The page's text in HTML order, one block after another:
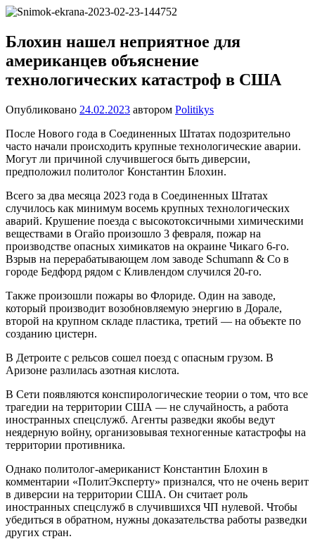
Перейти
содержимому
один
сайт
на
WordPress
Блохин нашел неприятное для
американцев объяснение
технологических катастроф в США
Опубликовано 24.02.2023 автором Politikys
После Нового года в Соединенных Штатах подозрительно
часто начали происходить крупные технологические аварии.
Могут ли причиной случившегося быть диверсии,
предположил политолог Константин Блохин.
Всего за два месяца 2023 года в Соединенных Штатах
случилось как минимум восемь крупных технологических
аварий. Крушение поезда с высокотоксичными химическими
веществами в Огайо произошло 3 февраля, пожар на
производстве опасных химикатов на окраине Чикаго 6-го.
Взрыв на перерабатывающем лом заводе Schumann & Co в
городе Бедфорд рядом с Кливлендом случился 20-го.
Также произошли пожары во Флориде. Один на заводе,
который производит возобновляемую энергию в Дорале,
второй на крупном складе пластика, третий — на объекте по
созданию цистерн.
В Детроите с рельсов сошел поезд с опасным грузом. В
Аризоне разлилась азотная кислота.
В Сети появляются конспирологические теории о том, что все
трагедии на территории США — не случайность, а работа
иностранных спецслужб. Агенты разведки якобы ведут
неядерную войну, организовывая техногенные катастрофы на
территории противника.
Однако политолог-американист Константин Блохин в
комментарии «ПолитЭксперту» признался, что не очень верит
в диверсии на территории США. Он считает роль
иностранных спецслужб в случившихся ЧП нулевой. Чтобы
убедиться в обратном, нужны доказательства работы разведки
других стран.